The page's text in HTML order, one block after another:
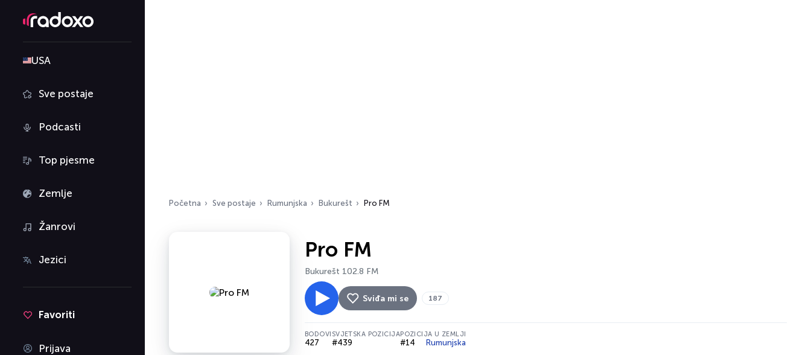
USA
Sve postaje
Podcasti
Top pjesme
Zemlje
Žanrovi
Jezici
Favoriti
Prijava
Početna Sve postaje Rumunjska Bukurešt Pro FM
Pro FM
Bukurešt 102.8 FM
Sviđa mi se 187
BODOVI
427
SVJETSKA POZICIJA
#439
POZICIJA U ZEMLJI
#14 Rumunjska